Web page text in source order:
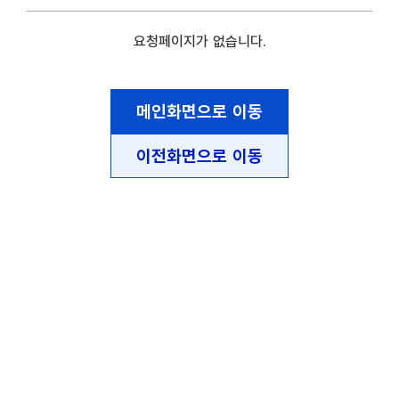
요청페이지가 없습니다.
메인화면으로 이동
이전화면으로 이동